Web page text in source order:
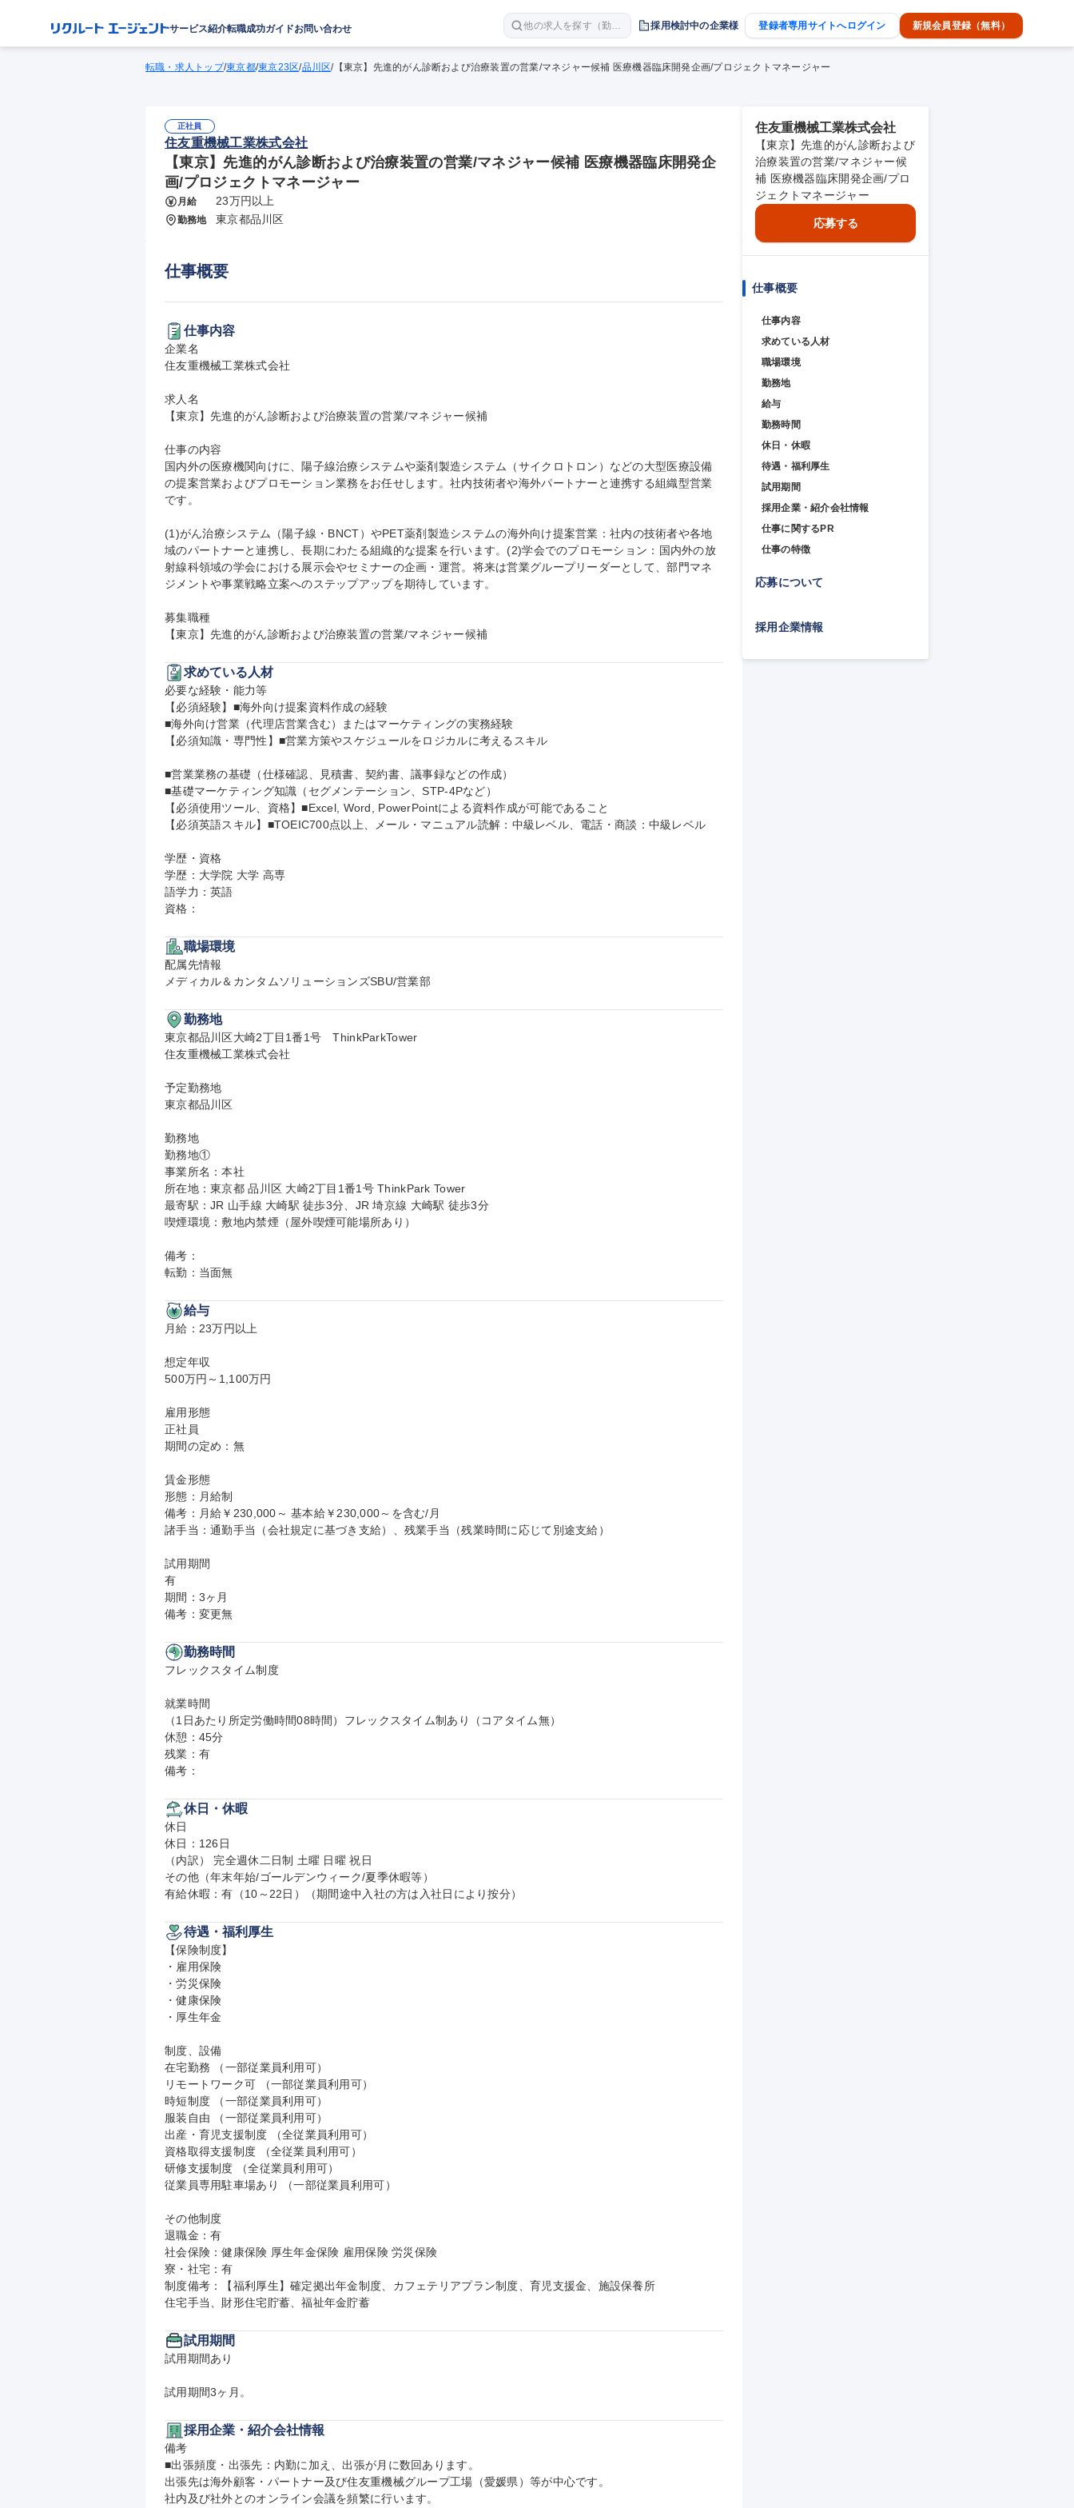
サービス紹介転職成功ガイドお問い合わせ
他の求人を探す（勤務
地 職種 年収など）
採用検討中の企業様 登録者専用サイトへログイン 新規会員登録（無料）
転職・求人トップ/東京都/東京23区/品川区/【東京】先進的がん診断および治療装置の営業/マネジャー候補 医療機器臨床開発企画/プロジェクトマネージャー
正社員
住友重機械工業株式会社
【東京】先進的がん診断および治療装置の営業/マネジャー候補 医療機器臨床開発企
画/プロジェクトマネージャー
月給 23万円以上
勤務地 東京都品川区
仕事概要
仕事内容
企業名
住友重機械工業株式会社
求人名
【東京】先進的がん診断および治療装置の営業/マネジャー候補
仕事の内容
国内外の医療機関向けに、陽子線治療システムや薬剤製造システム（サイクロトロン）などの大型医療設備
の提案営業およびプロモーション業務をお任せします。社内技術者や海外パートナーと連携する組織型営業
です。
(1)がん治療システム（陽子線・BNCT）やPET薬剤製造システムの海外向け提案営業：社内の技術者や各地
域のパートナーと連携し、長期にわたる組織的な提案を行います。(2)学会でのプロモーション：国内外の放
射線科領域の学会における展示会やセミナーの企画・運営。将来は営業グループリーダーとして、部門マネ
ジメントや事業戦略立案へのステップアップを期待しています。
募集職種
【東京】先進的がん診断および治療装置の営業/マネジャー候補
求めている人材
必要な経験・能力等
【必須経験】■海外向け提案資料作成の経験
■海外向け営業（代理店営業含む）またはマーケティングの実務経験
【必須知識・専門性】■営業方策やスケジュールをロジカルに考えるスキル
■営業業務の基礎（仕様確認、見積書、契約書、議事録などの作成）
■基礎マーケティング知識（セグメンテーション、STP-4Pなど）
【必須使用ツール、資格】■Excel, Word, PowerPointによる資料作成が可能であること
【必須英語スキル】■TOEIC700点以上、メール・マニュアル読解：中級レベル、電話・商談：中級レベル
学歴・資格
学歴：大学院 大学 高専
語学力：英語
資格：
職場環境
配属先情報
メディカル＆カンタムソリューションズSBU/営業部
勤務地
東京都品川区大崎2丁目1番1号　ThinkParkTower
住友重機械工業株式会社
予定勤務地
東京都品川区
勤務地
勤務地①
事業所名：本社
所在地：東京都 品川区 大崎2丁目1番1号 ThinkPark Tower
最寄駅：JR 山手線 大崎駅 徒歩3分、JR 埼京線 大崎駅 徒歩3分
喫煙環境：敷地内禁煙（屋外喫煙可能場所あり）
備考：
転勤：当面無
給与
月給：23万円以上
想定年収
500万円～1,100万円
雇用形態
正社員
期間の定め：無
賃金形態
形態：月給制
備考：月給￥230,000～ 基本給￥230,000～を含む/月
諸手当：通勤手当（会社規定に基づき支給）、残業手当（残業時間に応じて別途支給）
試用期間
有
期間：3ヶ月
備考：変更無
勤務時間
フレックスタイム制度
就業時間
（1日あたり所定労働時間08時間）フレックスタイム制あり（コアタイム無）
休憩：45分
残業：有
備考：
休日・休暇
休日
休日：126日
（内訳） 完全週休二日制 土曜 日曜 祝日
その他（年末年始/ゴールデンウィーク/夏季休暇等）
有給休暇：有（10～22日）（期間途中入社の方は入社日により按分）
待遇・福利厚生
【保険制度】
・雇用保険
・労災保険
・健康保険
・厚生年金
制度、設備
在宅勤務 （一部従業員利用可）
リモートワーク可 （一部従業員利用可）
時短制度 （一部従業員利用可）
服装自由 （一部従業員利用可）
出産・育児支援制度 （全従業員利用可）
資格取得支援制度 （全従業員利用可）
研修支援制度 （全従業員利用可）
従業員専用駐車場あり （一部従業員利用可）
その他制度
退職金：有
社会保険：健康保険 厚生年金保険 雇用保険 労災保険
寮・社宅：有
制度備考：【福利厚生】確定拠出年金制度、カフェテリアプラン制度、育児支援金、施設保養所
住宅手当、財形住宅貯蓄、福祉年金貯蓄
試用期間
試用期間あり
試用期間3ヶ月。
採用企業・紹介会社情報
備考
■出張頻度・出張先：内勤に加え、出張が月に数回あります。
出張先は海外顧客・パートナー及び住友重機械グループ工場（愛媛県）等が中心です。
社内及び社外とのオンライン会議を頻繁に行います。
住友重機械工業株式会社
【東京】先進的がん診断および
治療装置の営業/マネジャー候
補 医療機器臨床開発企画/プロ
ジェクトマネージャー
応募する
仕事概要
仕事内容
求めている人材
職場環境
勤務地
給与
勤務時間
休日・休暇
待遇・福利厚生
試用期間
採用企業・紹介会社情報
仕事に関するPR
仕事の特徴
応募について
採用企業情報